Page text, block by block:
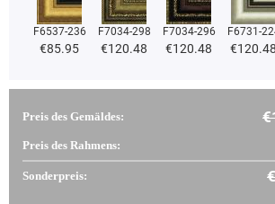
F6537-236
€85.95
F7034-298
€120.48
F7034-296
€120.48
F6731-
€120.48
Preis des Gemäldes:
Preis des Rahmens:
Sonderpreis: